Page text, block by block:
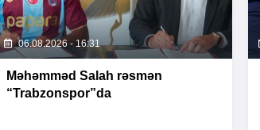
06.08.2026 - 16:31
Məhəmməd Salah rəsmən
“Trabzonspor”da